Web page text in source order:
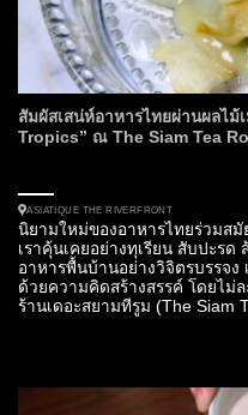
สัมผัสเสน่ห์อาหารไทยผ่านผลไ
Tropics” ณ The Siam Tea
ASIATIQUE THE RIVERFRONT
นิยามใหม่ของอาหารไทยร่วมสมั
เราคุ้นเคยอย่างทุเรียน สับปะรด
อาหารพื้นบ้านอย่างวิจิตรบรรจง
ด้วยความคิดสร้างสรรค์ โดยไม่
ร้านเดอะสยามทีรูม (The Siam